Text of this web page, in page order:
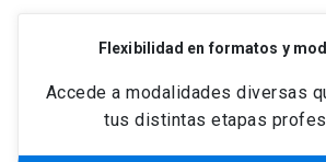
Flexibilidad en formatos y
Accede a modalidades diversas
tus distintas etapas